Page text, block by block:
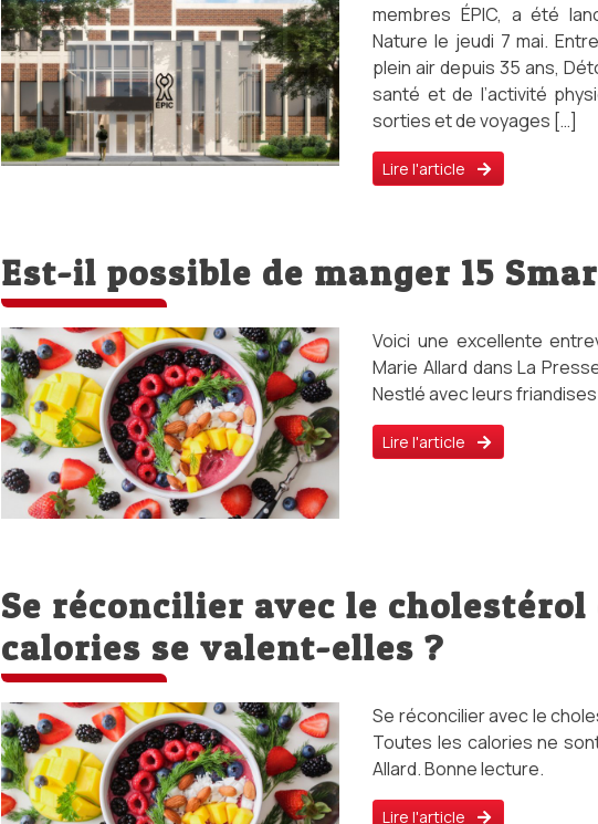
membres ÉPIC, a été
Nature le jeudi 7 mai.
plein air depuis 35 ans,
santé et de l’activité
sorties et de voyages […]
Lire l'article
Est-il possible de manger 15
Voici une excellente
Marie Allard dans La
Nestlé avec leurs friandises
Lire l'article
Se réconcilier avec le
calories se valent-elles ?
Se réconcilier avec le
Toutes les calories ne
Allard. Bonne lecture.
Lire l'article